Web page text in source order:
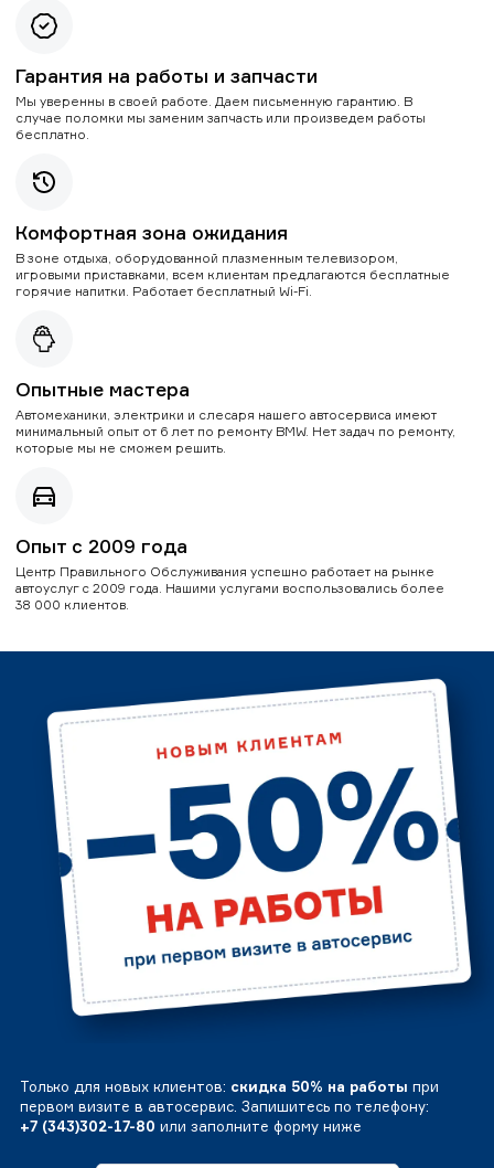
Гарантия на работы и запчасти
Мы уверенны в своей работе. Даем письменную гарантию. В
случае поломки мы заменим запчасть или произведем работы
бесплатно.
Комфортная зона ожидания
В зоне отдыха, оборудованной плазменным телевизором,
игровыми приставками, всем клиентам предлагаются бесплатные
горячие напитки. Работает бесплатный Wi-Fi.
Опытные мастера
Автомеханики, электрики и слесаря нашего автосервиса имеют
минимальный опыт от 6 лет по ремонту BMW. Нет задач по ремонту,
которые мы не сможем решить.
Опыт с 2009 года
Центр Правильного Обслуживания успешно работает на рынке
автоуслуг с 2009 года. Нашими услугами воспользовались более
38 000 клиентов.
Только для новых клиентов: скидка 50% на работы при
первом визите в автосервис. Запишитесь по телефону:
+7 (343)302-17-80 или заполните форму ниже